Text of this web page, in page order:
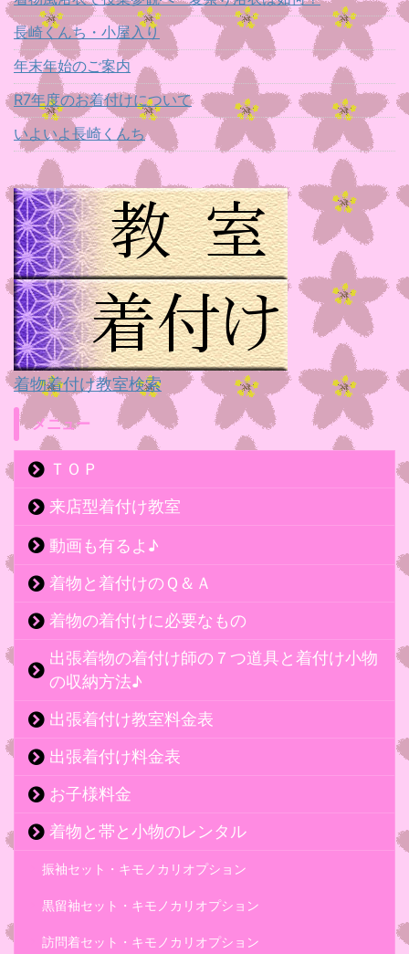
長崎くんち・小屋入り
年末年始のご案内
R7年度のお着付けについて
いよいよ長崎くんち
着物着付け教室検索
メニュー
ＴＯＰ
来店型着付け教室
動画も有るよ♪
着物と着付けのＱ＆Ａ
着物の着付けに必要なもの
出張着物の着付け師の７つ道具と着付け小物
の収納方法♪
出張着付け教室料金表
出張着付け料金表
お子様料金
着物と帯と小物のレンタル
振袖セット・キモノカリオプション
黒留袖セット・キモノカリオプション
訪問着セット・キモノカリオプション